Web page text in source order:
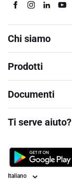
Chi siamo
Prodotti
Documenti
Ti serve aiuto?
Lingua